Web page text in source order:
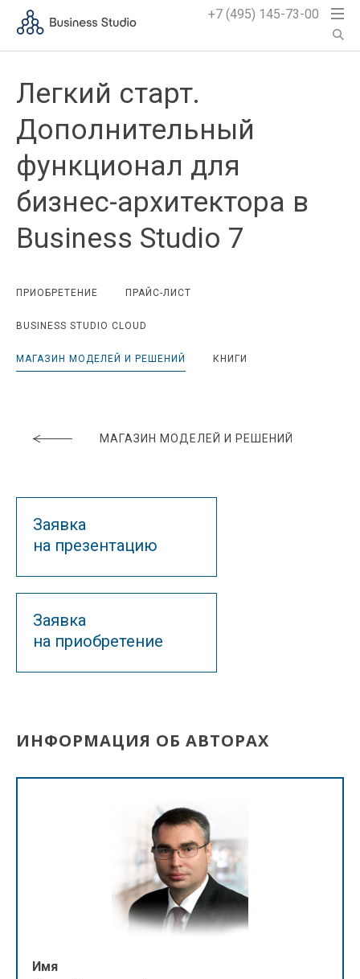
+7 (495) 145-73-00
Легкий старт.
Дополнительный
функционал для
бизнес-архитектора в
Business Studio 7
ПРИОБРЕТЕНИЕ ПРАЙС-ЛИСТ
BUSINESS STUDIO CLOUD
МАГАЗИН МОДЕЛЕЙ И РЕШЕНИЙ КНИГИ
МАГАЗИН МОДЕЛЕЙ И РЕШЕНИЙ
Заявка
на презентацию
Заявка
на приобретение
ИНФОРМАЦИЯ ОБ АВТОРАХ
Имя